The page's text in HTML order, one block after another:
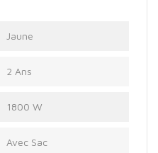
Jaune
2 Ans
1800 W
Avec Sac